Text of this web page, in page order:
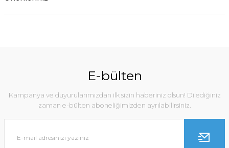
E-bülten
Kampanya ve duyurularımızdan ilk sizin haberiniz olsun! Dilediğiniz
zaman e-bülten aboneliğimizden ayrılabilirsiniz.